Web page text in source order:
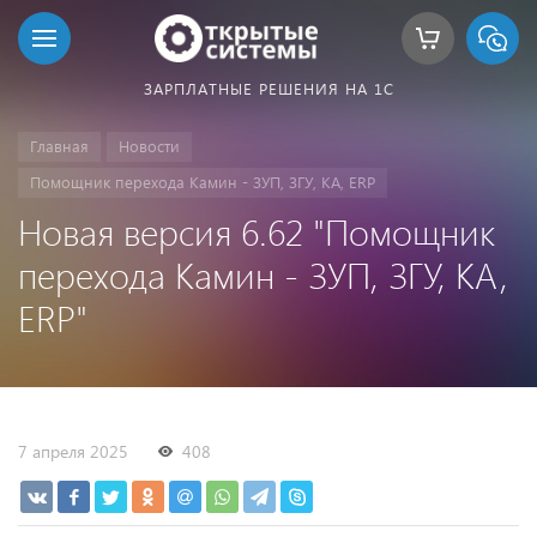
ЗАРПЛАТНЫЕ РЕШЕНИЯ НА 1С
Главная
Новости
Помощник перехода Камин - ЗУП, ЗГУ, КА, ERP
Новая версия 6.62 "Помощник
перехода Камин - ЗУП, ЗГУ, КА,
ERP"
7 апреля 2025 408